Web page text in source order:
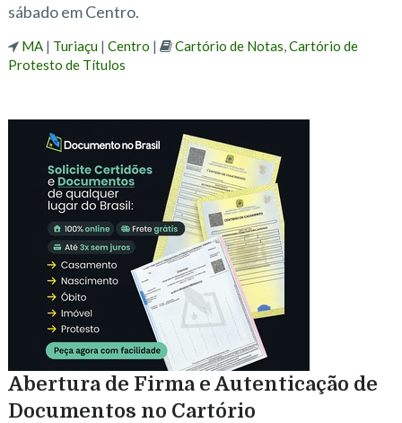
sábado em Centro.
MA| Turiaçu| Centro | Cartório de Notas,Cartório de
Protesto de Títulos
Abertura de Firma e Autenticação de
Documentos no Cartório